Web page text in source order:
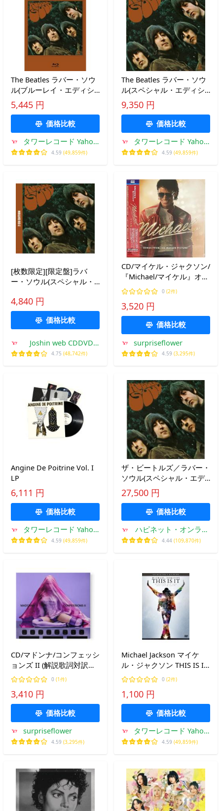
The Beatles ラバー・ソウ
ル(ブルーレイ・エディシ
ョン) Blu-ray Disc ※特典あ
り
5,445 円
価格比較
タワーレコード Yahoo!
店
4.59 (49,859件)
The Beatles ラバー・ソウ
ル(スペシャル・エディシ
ョン【2LPデラックス】)＜
完全生産限定盤＞ LP
9,350 円
価格比較
タワーレコード Yahoo!
店
4.59 (49,859件)
[枚数限定][限定盤]ラバ
ー・ソウル(スペシャル・
ックス】/ザ・ビートルズ
[SHM-CD]【返品種別A】
4,840 円
価格比較
Joshin web CDDVD
Yahoo!店
4.75 (48,742件)
CD/マイケル・ジャクソン/
『Michael/マイケル』オリ
ジナル・サウンドトラック
(Blu-specCD2) (解説歌詞対
訳付/7..(完全生産限定盤)
0 (2件)
3,520 円
価格比較
surpriseflower
4.59 (3,295件)
Angine De Poitrine Vol. I
LP
6,111 円
価格比較
タワーレコード Yahoo!
店
4.59 (49,859件)
ザ・ビートルズ／ラバー・
ソウル(スペシャル・エデ
ィション【4CDスーパー・
デラックス】)《完全生産
限定盤》 (初回限定)
【CD】
27,500 円
価格比較
ハピネット・オンライ
ンYahoo!ショッピング
4.44 (109,870件)
CD/マドンナ/コンフェッシ
ョンズ II (解説歌詞対訳付)
(通常盤)
0 (1件)
3,410 円
価格比較
surpriseflower
4.59 (3,295件)
Michael Jackson マイケ
ル・ジャクソン THIS IS IT
コレクターズ・エディショ
ン DVD
0 (2件)
1,100 円
価格比較
タワーレコード Yahoo!
店
4.59 (49,859件)